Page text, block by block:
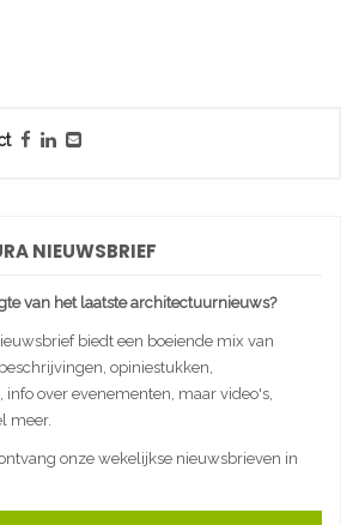
NIEUWSBRIEF
van het laatste architectuurnieuws?
biedt een boeiende mix van
opiniestukken,
info over evenementen, maar video's,
meer.
onze wekelijkse nieuwsbrieven in